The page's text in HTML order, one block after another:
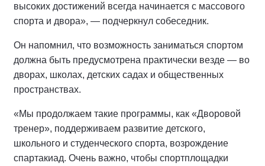
высоких достижений всегда начинается с массового
спорта и двора», — подчеркнул собеседник.
Он напомнил, что возможность заниматься спортом
должна быть предусмотрена практически везде — во
дворах, школах, детских садах и общественных
пространствах.
«Мы продолжаем такие программы, как «Дворовой
тренер», поддерживаем развитие детского,
школьного и студенческого спорта, возрождение
спартакиад. Очень важно, чтобы спортплощадки